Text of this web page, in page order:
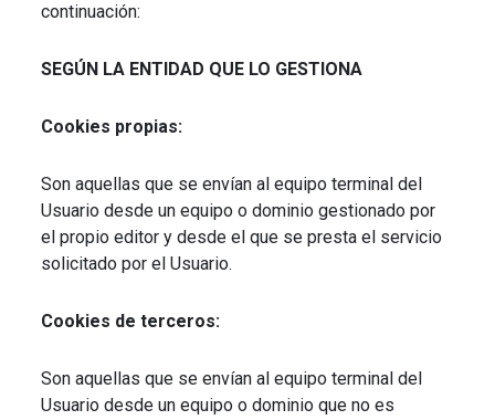
continuación:
SEGÚN LA ENTIDAD QUE LO GESTIONA
Cookies propias:
Son aquellas que se envían al equipo terminal del
Usuario desde un equipo o dominio gestionado por
el propio editor y desde el que se presta el servicio
solicitado por el Usuario.
Cookies de terceros:
Son aquellas que se envían al equipo terminal del
Usuario desde un equipo o dominio que no es